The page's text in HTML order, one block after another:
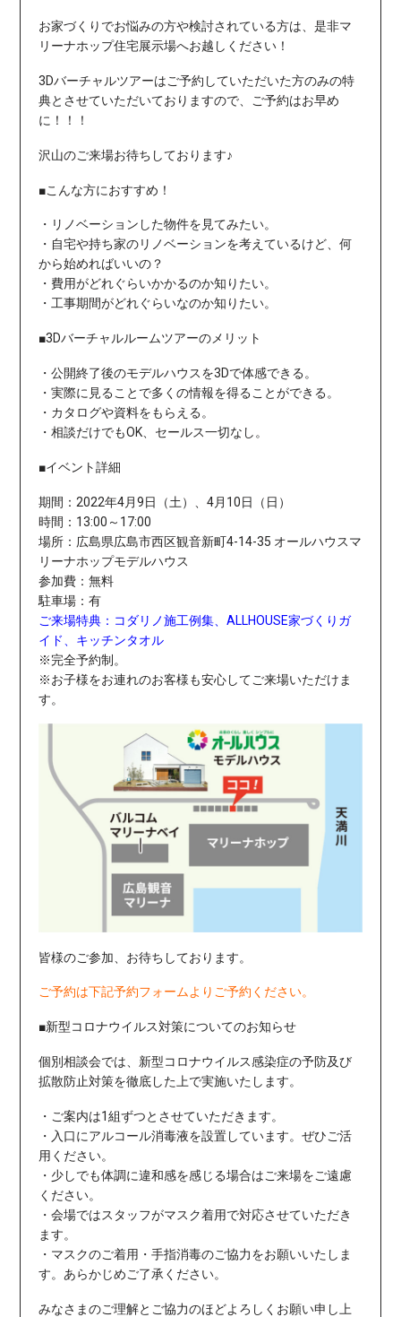
お家づくりでお悩みの方や検討されている方は、是非マ
リーナホップ住宅展示場へお越しください！
3Dバーチャルツアーはご予約していただいた方のみの特
典とさせていただいておりますので、 ご予約はお早め
に！！！
沢山のご来場お待ちしております♪
■こんな方におすすめ！
・リノベーションした物件を見てみたい。
・自宅や持ち家のリノベーションを考えているけど、何
から始めればいいの？
・費用がどれぐらいかかるのか知りたい。
・工事期間がどれぐらいなのか知りたい。
■3Dバーチャルルームツアーのメリット
・公開終了後のモデルハウスを3Dで体感できる。
・実際に見ることで多くの情報を得ることができる。
・カタログや資料をもらえる。
・相談だけでもOK、セールス一切なし。
■イベント詳細
期間：2022年4月9日（土）、4月10日（日）
時間：13:00～17:00
場所： 広島県広島市西区観音新町4-14-35 オールハウスマ
リーナホップモデルハウス
参加費：無料
駐車場：有
ご来場特典：コダリノ施工例集、ALLHOUSE家づくりガ
イド、キッチンタオル
※完全予約制。
※お子様をお連れのお客様も安心してご来場いただけま
す。
皆様のご参加、お待ちしております。
ご予約は下記予約フォームよりご予約ください。
■新型コロナウイルス対策についてのお知らせ
個別相談会では、新型コロナウイルス感染症の予防及び
拡散防止対策を徹底した上で実施いたします。
・ご案内は1組ずつとさせていただきます。
・入口にアルコール消毒液を設置しています。ぜひご活
用ください。
・少しでも体調に違和感を感じる場合はご来場をご遠慮
ください。
・会場ではスタッフがマスク着用で対応させていただき
ます。
・マスクのご着用・手指消毒のご協力をお願いいたしま
す。あらかじめご了承ください。
みなさまのご理解とご協力のほどよろしくお願い申し上